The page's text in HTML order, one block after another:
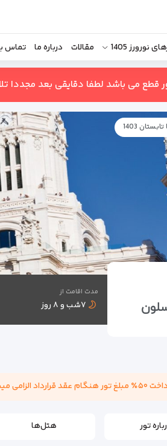
نورورز 1405 مقالات درباره ما تماس
قطع می باشد لطفا دقایقی بعد مجددا
1403
مدت اقامت از
۷شب و ۸ روز
مسافر میباشد.
تور هتل‌ها